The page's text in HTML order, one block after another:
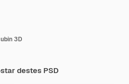
3D
destes PSD